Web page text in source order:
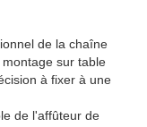
de la chaîne
sur table
à fixer à une
de l'affûteur de